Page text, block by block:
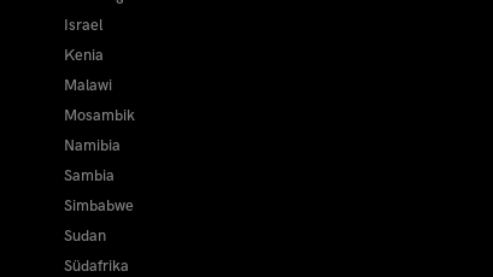
Israel
Kenia
Malawi
Mosambik
Namibia
Sambia
Simbabwe
Sudan
Südafrika